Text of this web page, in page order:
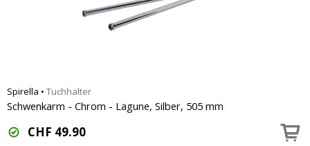
Spirella • Tuchhalter
Schwenkarm - Chrom - Lagune, Silber, 505 mm
CHF 49.90